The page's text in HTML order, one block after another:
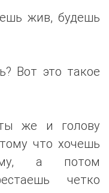
жив, будешь
Вот это такое
же и голову
что хочешь
а потом
четко